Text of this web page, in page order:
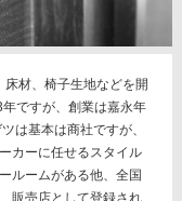
材、椅子生地などを開
ですが、創業は嘉永年
は基本は商社ですが、
カーに任せるスタイル
ルームがある他、全国